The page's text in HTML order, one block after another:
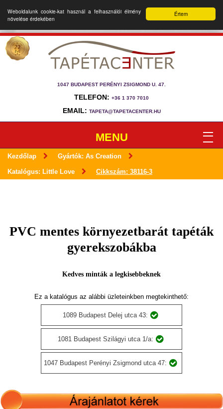
Értem
Weboldalunk cookie-kat használ a felhasználói élmény
növelése érdekében
1047 BUDAPEST PERÉNYI ZSIGMOND U. 47.
TELEFON: +36 1 370 7010
EMAIL: TAPETA@TAPETACENTER.HU
MENU
Kezdőlap Gyártók: As Creation
Katalógus: Little Love Cikkszám: 38116-3
PVC mentes környezetbarát tapéták
gyerekszobákba
Kedves minták a legkisebbeknek
Ez a katalógus az alábbi üzleteinkben megtekinthető:
1089 Budapest Delej utca 43:
1081 Budapest Szilágyi utca 1/a:
1047 Budapest Perényi Zsigmond utca 47: